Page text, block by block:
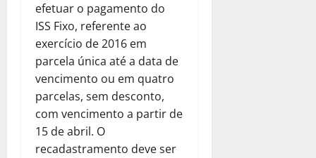
efetuar o pagamento do
ISS Fixo, referente ao
exercício de 2016 em
parcela única até a data de
vencimento ou em quatro
parcelas, sem desconto,
com vencimento a partir de
15 de abril. O
recadastramento deve ser